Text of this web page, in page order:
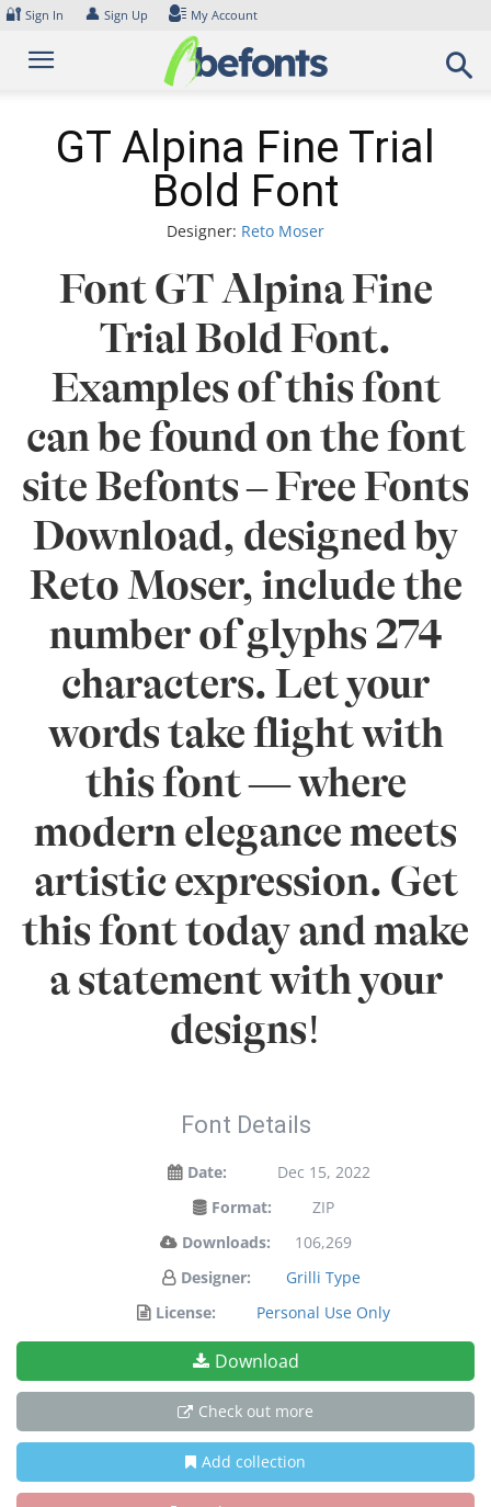
Skip
content
🔐 Sign In 👤 Sign Up My Account
GT Alpina Fine Trial
Bold Font
Designer: Reto Moser
Font GT Alpina Fine
Trial Bold Font.
Examples of this font
can be found on the font
site Befonts – Free Fonts
Download, designed by
Reto Moser, include the
number of glyphs 274
characters. Let your
words take flight with
this font — where
modern elegance meets
artistic expression. Get
this font today and make
a statement with your
designs!
Font Details
Date:
Dec 15, 2022
Format:
ZIP
Downloads:
106,269
Designer:
Grilli Type
License:
Personal Use Only
Download
Check out more
Add collection